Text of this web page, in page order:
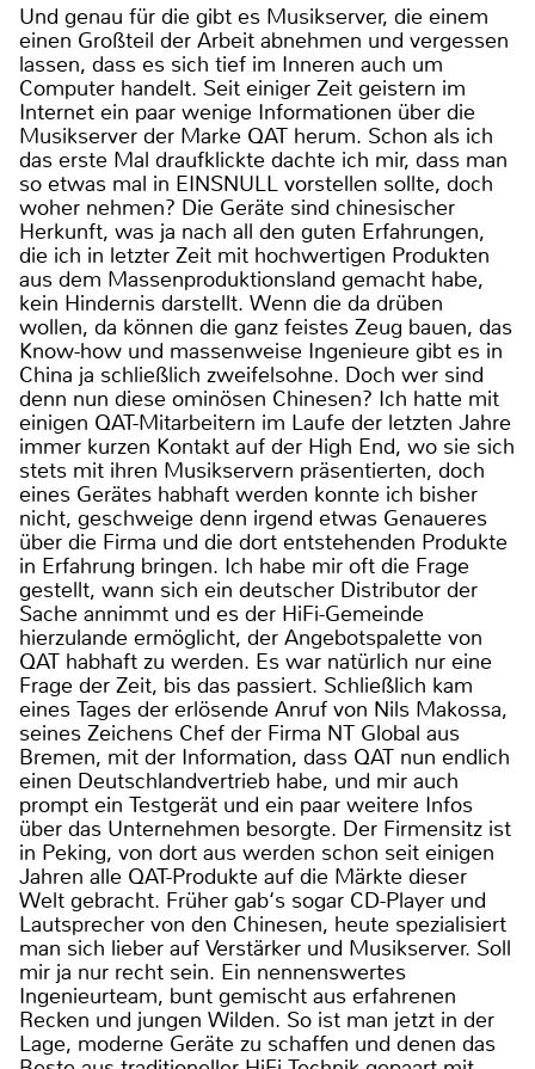
Und genau für die gibt es Musikserver, die einem
einen Großteil der Arbeit abnehmen und vergessen
lassen, dass es sich tief im Inneren auch um
Computer handelt. Seit einiger Zeit geistern im
Internet ein paar wenige Informationen über die
Musikserver der Marke QAT herum. Schon als ich
das erste Mal draufklickte dachte ich mir, dass man
so etwas mal in EINSNULL vorstellen sollte, doch
woher nehmen? Die Geräte sind chinesischer
Herkunft, was ja nach all den guten Erfahrungen,
die ich in letzter Zeit mit hochwertigen Produkten
aus dem Massenproduktionsland gemacht habe,
kein Hindernis darstellt. Wenn die da drüben
wollen, da können die ganz feistes Zeug bauen, das
Know-how und massenweise Ingenieure gibt es in
China ja schließlich zweifelsohne. Doch wer sind
denn nun diese ominösen Chinesen? Ich hatte mit
einigen QAT-Mitarbeitern im Laufe der letzten Jahre
immer kurzen Kontakt auf der High End, wo sie sich
stets mit ihren Musikservern präsentierten, doch
eines Gerätes habhaft werden konnte ich bisher
nicht, geschweige denn irgend etwas Genaueres
über die Firma und die dort entstehenden Produkte
in Erfahrung bringen. Ich habe mir oft die Frage
gestellt, wann sich ein deutscher Distributor der
Sache annimmt und es der HiFi-Gemeinde
hierzulande ermöglicht, der Angebotspalette von
QAT habhaft zu werden. Es war natürlich nur eine
Frage der Zeit, bis das passiert. Schließlich kam
eines Tages der erlösende Anruf von Nils Makossa,
seines Zeichens Chef der Firma NT Global aus
Bremen, mit der Information, dass QAT nun endlich
einen Deutschlandvertrieb habe, und mir auch
prompt ein Testgerät und ein paar weitere Infos
über das Unternehmen besorgte. Der Firmensitz ist
in Peking, von dort aus werden schon seit einigen
Jahren alle QAT-Produkte auf die Märkte dieser
Welt gebracht. Früher gab‘s sogar CD-Player und
Lautsprecher von den Chinesen, heute spezialisiert
man sich lieber auf Verstärker und Musikserver. Soll
mir ja nur recht sein. Ein nennenswertes
Ingenieurteam, bunt gemischt aus erfahrenen
Recken und jungen Wilden. So ist man jetzt in der
Lage, moderne Geräte zu schaffen und denen das